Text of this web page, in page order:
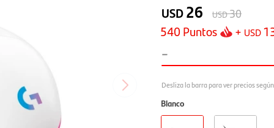
USD26 USD30
540 Puntos + USD
-
Blanco